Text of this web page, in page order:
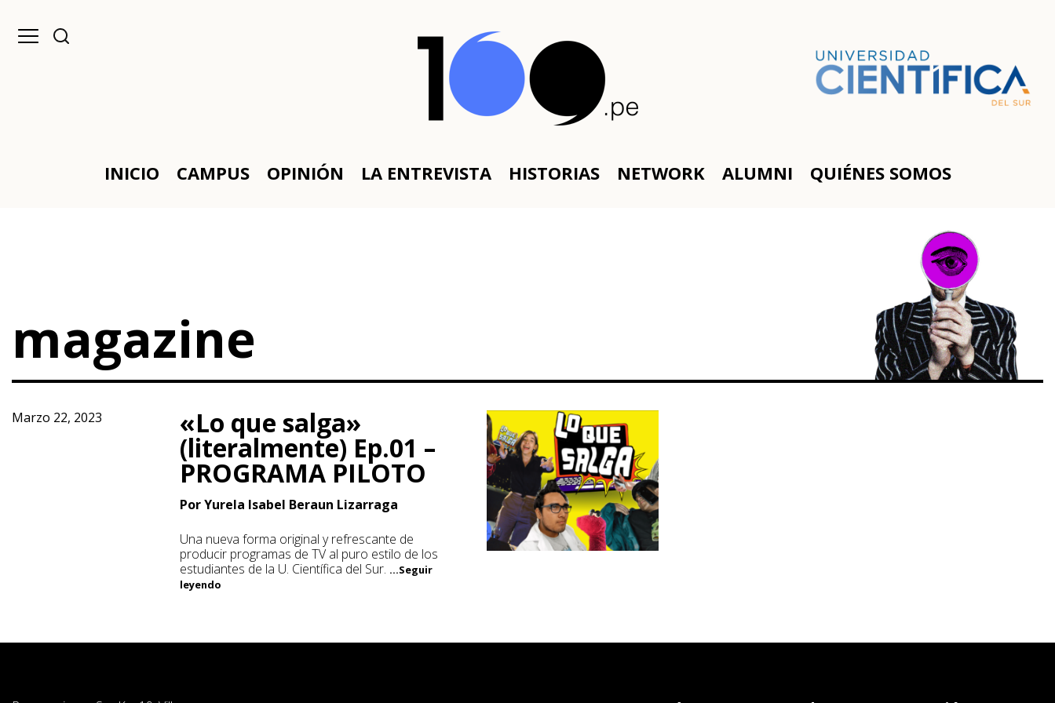
INICIO CAMPUS OPINIÓN LA ENTREVISTA HISTORIAS NETWORK ALUMNI QUIÉNES SOMOS
magazine
Marzo 22, 2023 «Lo que salga»
(literalmente) Ep.01 –
PROGRAMA PILOTO
Por Yurela Isabel Beraun Lizarraga
Una nueva forma original y refrescante de
producir programas de TV al puro estilo de los
estudiantes de la U. Científica del Sur. ...Seguir
leyendo